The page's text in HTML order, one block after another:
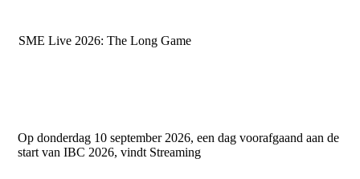
SME Live 2026: The Long Game
Op donderdag 10 september 2026, een dag voorafgaand aan de
start van IBC 2026, vindt Streaming